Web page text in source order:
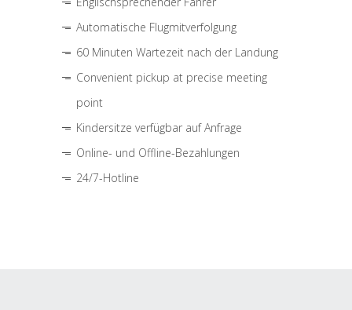
Automatische Flugmitverfolgung
60 Minuten Wartezeit nach der Landung
Convenient pickup at precise meeting
point
Kindersitze verfügbar auf Anfrage
Online- und Offline-Bezahlungen
24/7-Hotline